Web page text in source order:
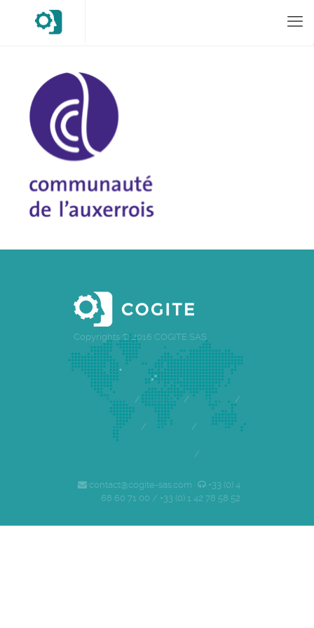
Copyrights © 2016 COGITE SAS
Accueil / Cogite / Equipe /
Références / Clients / Emploi
/
contact@cogite-sas.com ·
+33 (0) 4
68 60 71 00 / +33 (0) 1 42 78 58 52